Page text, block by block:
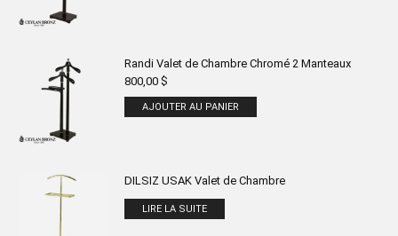
Randi Valet de Chambre Chromé 2 Manteaux
800,00 $
AJOUTER AU PANIER
DILSIZ USAK Valet de Chambre
LIRE LA SUITE